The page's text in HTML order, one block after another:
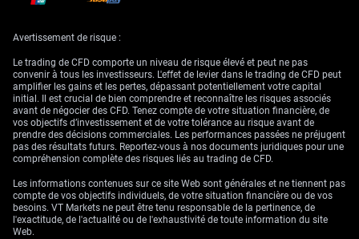
marché
Parallèlement, le dollar américain bénéficie d’une économie américaine
plus résiliente et d’une Réserve fédérale prudente. Des données récentes,
comme la création d’emplois étonnamment forte de 210 000 le mois
dernier, confortent la posture de la Fed en matière de taux, « plus élevés
plus longtemps ». L’outil CME FedWatch indique que les marchés
n’intègrent désormais plus qu’une seule baisse de taux pour le reste de
2026, un changement notable par rapport aux trois baisses anticipées
Nous considérons cette divergence comme une opportunité de se
positionner en faveur d’un potentiel prolongement de la hausse de
l’USD/CAD au cours des prochaines semaines. L’achat d’options d’achat
(calls) sur l’USD/CAD pourrait constituer un moyen efficace de tirer parti
Avertissement de risque :
Le trading de CFD comporte un niveau de risque élevé et peut ne pas
convenir à tous les investisseurs. L'effet de levier dans le trading de CFD peut
amplifier les gains et les pertes, dépassant potentiellement votre capital
initial. Il est crucial de bien comprendre et reconnaître les risques associés
avant de négocier des CFD. Tenez compte de votre situation financière, de
vos objectifs d’investissement et de votre tolérance au risque avant de
prendre des décisions commerciales. Les performances passées ne préjugent
pas des résultats futurs. Reportez-vous à nos documents juridiques pour une
compréhension complète des risques liés au trading de CFD.
Les informations contenues sur ce site Web sont générales et ne tiennent pas
compte de vos objectifs individuels, de votre situation financière ou de vos
besoins. VT Markets ne peut être tenu responsable de la pertinence, de
l'exactitude, de l'actualité ou de l'exhaustivité de toute information du site
Web.